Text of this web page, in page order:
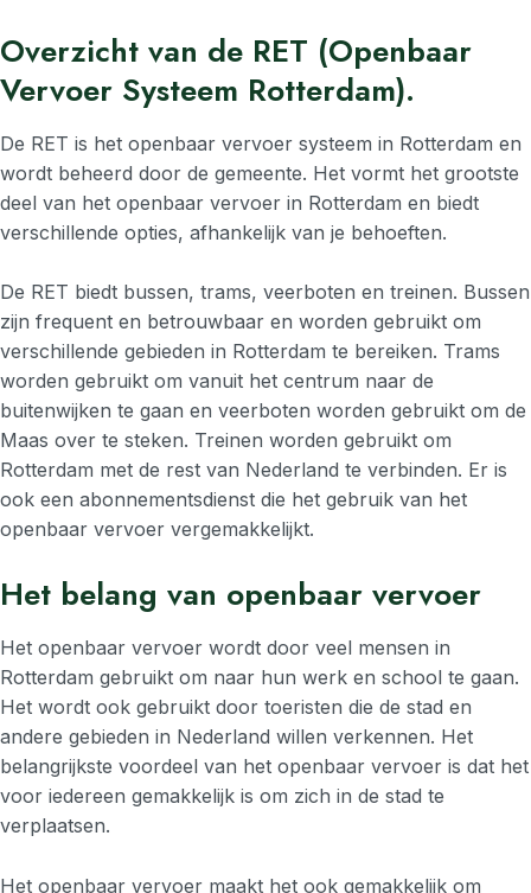
Overzicht van de RET (Openbaar
Vervoer Systeem Rotterdam).
De RET is het openbaar vervoer systeem in Rotterdam en
wordt beheerd door de gemeente. Het vormt het grootste
deel van het openbaar vervoer in Rotterdam en biedt
verschillende opties, afhankelijk van je behoeften.
De RET biedt bussen, trams, veerboten en treinen. Bussen
zijn frequent en betrouwbaar en worden gebruikt om
verschillende gebieden in Rotterdam te bereiken. Trams
worden gebruikt om vanuit het centrum naar de
buitenwijken te gaan en veerboten worden gebruikt om de
Maas over te steken. Treinen worden gebruikt om
Rotterdam met de rest van Nederland te verbinden. Er is
ook een abonnementsdienst die het gebruik van het
openbaar vervoer vergemakkelijkt.
Het belang van openbaar vervoer
Het openbaar vervoer wordt door veel mensen in
Rotterdam gebruikt om naar hun werk en school te gaan.
Het wordt ook gebruikt door toeristen die de stad en
andere gebieden in Nederland willen verkennen. Het
belangrijkste voordeel van het openbaar vervoer is dat het
voor iedereen gemakkelijk is om zich in de stad te
verplaatsen.
Het openbaar vervoer maakt het ook gemakkelijk om